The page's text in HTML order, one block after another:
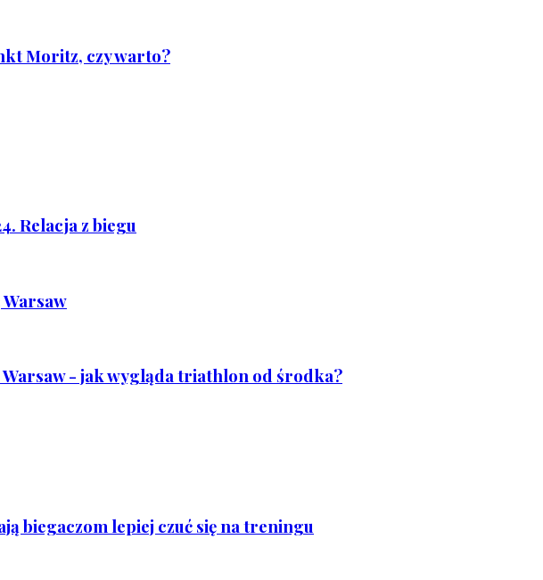
Moritz, czy warto?
Relacja z biegu
Warsaw - jak wygląda triathlon od środka?
biegaczom lepiej czuć się na treningu